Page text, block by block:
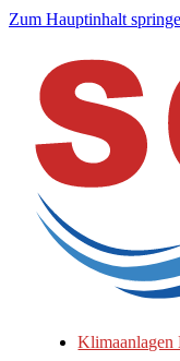
Zum Hauptinhalt
Klimaanlagen